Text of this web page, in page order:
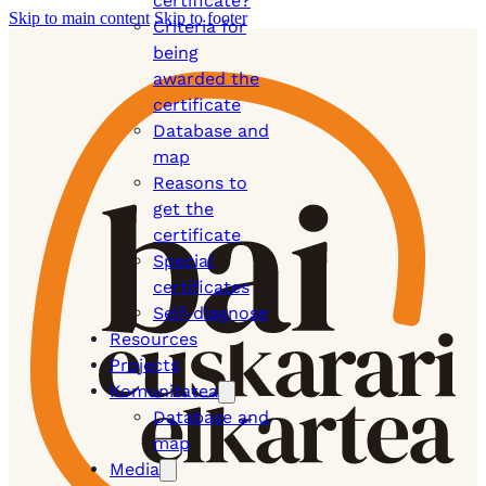
Skip to main content Skip to footer
Criteria for
being
awarded the
certificate
Database and
map
Reasons to
get the
certificate
Special
certificates
Self-diagnose
Resources
Projects
Komunitatea
Database and
map
Media